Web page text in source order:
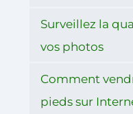
Surveillez la
vos photos
Comment
pieds sur